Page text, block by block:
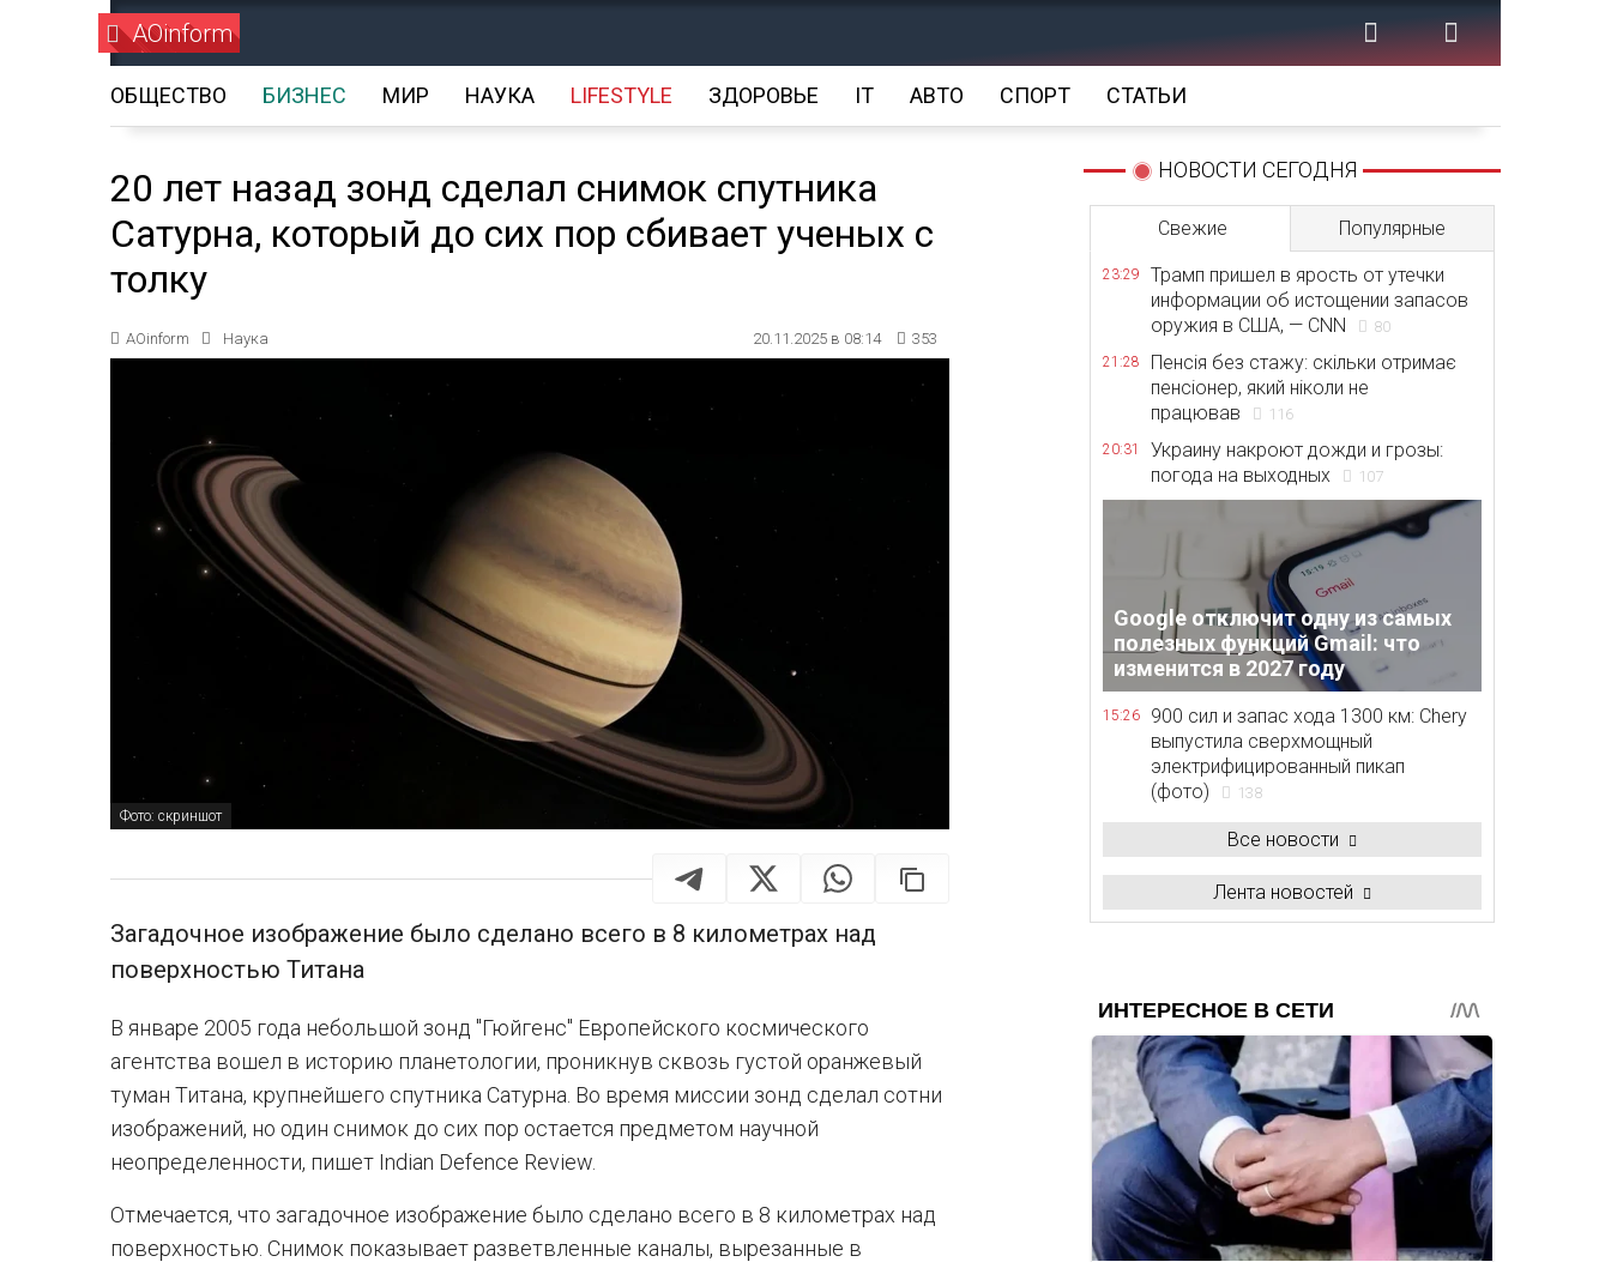
AOinform
ОБЩЕСТВО БИЗНЕС МИР НАУКА LIFESTYLE ЗДОРОВЬЕ IT АВТО СПОРТ СТАТЬИ
20 лет назад зонд сделал снимок спутника
Сатурна, который до сих пор сбивает ученых с
толку
AOinform Наука 20.11.2025 в 08:14 353
Фото: скриншот
Загадочное изображение было сделано всего в 8 километрах над
поверхностью Титана
В январе 2005 года небольшой зонд "Гюйгенс" Европейского космического
агентства вошел в историю планетологии, проникнув сквозь густой оранжевый
туман Титана, крупнейшего спутника Сатурна. Во время миссии зонд сделал сотни
изображений, но один снимок до сих пор остается предметом научной
неопределенности, пишет Indian Defence Review.
Отмечается, что загадочное изображение было сделано всего в 8 километрах над
поверхностью. Снимок показывает разветвленные каналы, вырезанные в
НОВОСТИ СЕГОДНЯ
Свежие Популярные
23:29
Трамп пришел в ярость от утечки
информации об истощении запасов
оружия в США, — CNN
80
21:28
Пенсія без стажу: скільки отримає
пенсіонер, який ніколи не
працював
116
20:31
Украину накроют дожди и грозы:
погода на выходных
107
Google отключит одну из самых
полезных функций Gmail: что
изменится в 2027 году
15:26
900 сил и запас хода 1300 км: Chery
выпустила сверхмощный
электрифицированный пикап
(фото)
138
Все новости
Лента новостей